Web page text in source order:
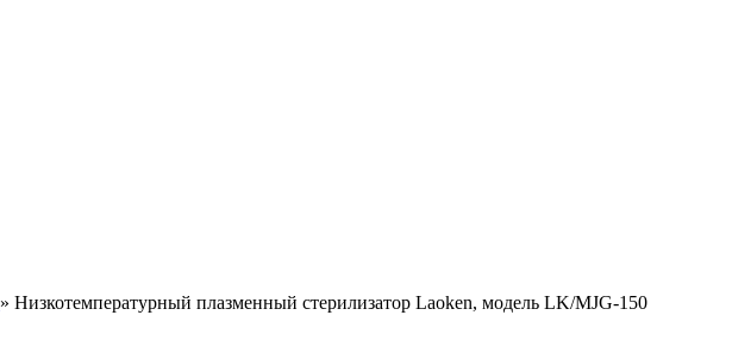
» Низкотемпературный плазменный стерилизатор Laoken, модель LK/MJG-150